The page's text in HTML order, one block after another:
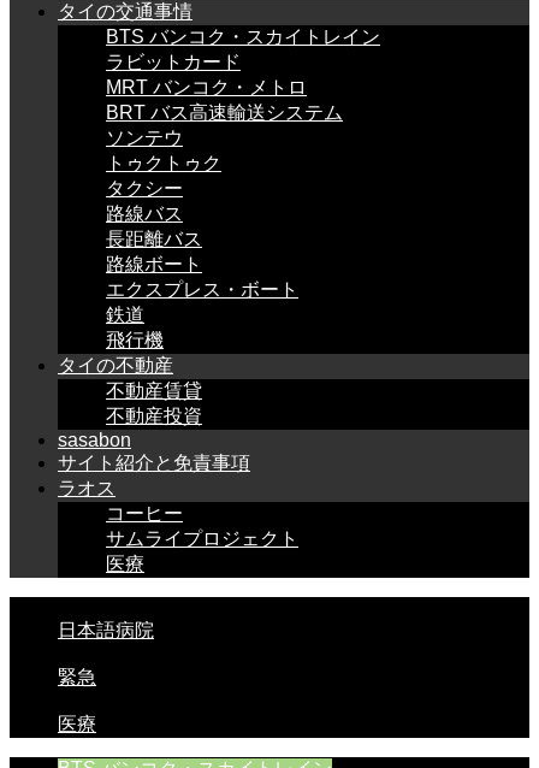
タイの交通事情
BTS バンコク・スカイトレイン
ラビットカード
MRT バンコク・メトロ
BRT バス高速輸送システム
ソンテウ
トゥクトゥク
タクシー
路線バス
長距離バス
路線ボート
エクスプレス・ボート
鉄道
飛行機
タイの不動産
不動産賃貸
不動産投資
sasabon
サイト紹介と免責事項
ラオス
コーヒー
サムライプロジェクト
医療
日本語病院
緊急
医療